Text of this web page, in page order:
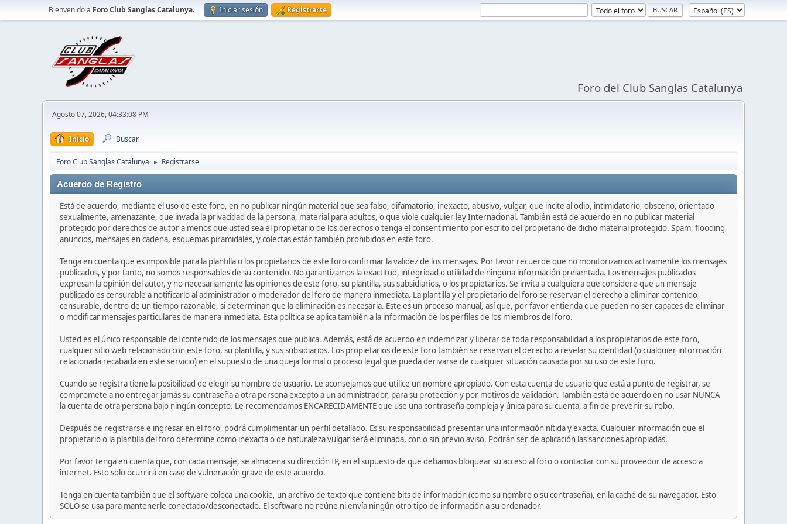
Bienvenido a Foro Club Sanglas Catalunya. Iniciar sesión Registrarse
Foro del Club Sanglas Catalunya
Agosto 07, 2026, 04:33:08 PM
Inicio Buscar
Foro Club Sanglas Catalunya ► Registrarse
Acuerdo de Registro
Está de acuerdo, mediante el uso de este foro, en no publicar ningún material que sea falso, difamatorio, inexacto, abusivo, vulgar, que incite al odio, intimidatorio, obsceno, orientado
sexualmente, amenazante, que invada la privacidad de la persona, material para adultos, o que viole cualquier ley Internacional. También está de acuerdo en no publicar material
protegido por derechos de autor a menos que usted sea el propietario de los derechos o tenga el consentimiento por escrito del propietario de dicho material protegido. Spam, flooding,
anuncios, mensajes en cadena, esquemas piramidales, y colectas están también prohibidos en este foro.
Tenga en cuenta que es imposible para la plantilla o los propietarios de este foro confirmar la validez de los mensajes. Por favor recuerde que no monitorizamos activamente los mensajes
publicados, y por tanto, no somos responsables de su contenido. No garantizamos la exactitud, integridad o utilidad de ninguna información presentada. Los mensajes publicados
expresan la opinión del autor, y no necesariamente las opiniones de este foro, su plantilla, sus subsidiarios, o los propietarios. Se invita a cualquiera que considere que un mensaje
publicado es censurable a notificarlo al administrador o moderador del foro de manera inmediata. La plantilla y el propietario del foro se reservan el derecho a eliminar contenido
censurable, dentro de un tiempo razonable, si determinan que la eliminación es necesaria. Este es un proceso manual, así que, por favor entienda que pueden no ser capaces de eliminar
o modificar mensajes particulares de manera inmediata. Esta política se aplica también a la información de los perfiles de los miembros del foro.
Usted es el único responsable del contenido de los mensajes que publica. Además, está de acuerdo en indemnizar y liberar de toda responsabilidad a los propietarios de este foro,
cualquier sitio web relacionado con este foro, su plantilla, y sus subsidiarios. Los propietarios de este foro también se reservan el derecho a revelar su identidad (o cualquier información
relacionada recabada en este servicio) en el supuesto de una queja formal o proceso legal que pueda derivarse de cualquier situación causada por su uso de este foro.
Cuando se registra tiene la posibilidad de elegir su nombre de usuario. Le aconsejamos que utilice un nombre apropiado. Con esta cuenta de usuario que está a punto de registrar, se
compromete a no entregar jamás su contraseña a otra persona excepto a un administrador, para su protección y por motivos de validación. También está de acuerdo en no usar NUNCA
la cuenta de otra persona bajo ningún concepto. Le recomendamos ENCARECIDAMENTE que use una contraseña compleja y única para su cuenta, a fin de prevenir su robo.
Después de registrarse e ingresar en el foro, podrá cumplimentar un perfil detallado. Es su responsabilidad presentar una información nítida y exacta. Cualquier información que el
propietario o la plantilla del foro determine como inexacta o de naturaleza vulgar será eliminada, con o sin previo aviso. Podrán ser de aplicación las sanciones apropiadas.
Por favor tenga en cuenta que, con cada mensaje, se almacena su dirección IP, en el supuesto de que debamos bloquear su acceso al foro o contactar con su proveedor de acceso a
internet. Esto solo ocurrirá en caso de vulneración grave de este acuerdo.
Tenga en cuenta también que el software coloca una cookie, un archivo de texto que contiene bits de información (como su nombre o su contraseña), en la caché de su navegador. Esto
SOLO se usa para mantenerle conectado/desconectado. El software no reúne ni envía ningún otro tipo de información a su ordenador.